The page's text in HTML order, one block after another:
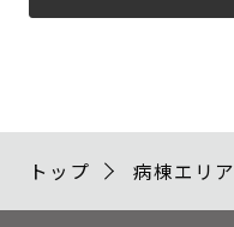
トップ 病棟エリア